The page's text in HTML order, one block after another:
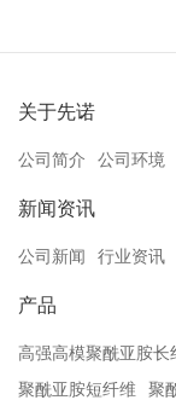
关于先诺
公司简介 公司环境
新闻资讯
公司新闻 行业资讯
产品
高强高模聚酰亚胺长
聚酰亚胺短纤维
聚